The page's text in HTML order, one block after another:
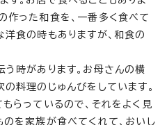
作った和食を、一番多く食べて
洋食の時もありますが、和食の
時があります。お母さんの横
料理のじゅんびをしています。
らっているので、それをよく見
のを家族が食べてくれて、おいし